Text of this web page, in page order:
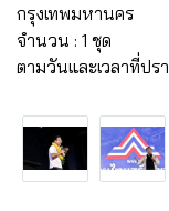
กรุงเทพมหานคร
จำนวน : 1 ชุด
ตามวันและเวลาที่ปร